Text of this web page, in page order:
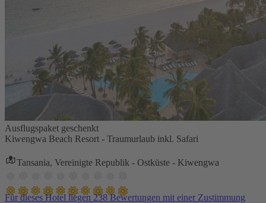
Ausflugspaket geschenkt
Kiwengwa Beach Resort - Traumurlaub inkl. Safari
Tansania, Vereinigte Republik - Ostküste - Kiwengwa
Für dieses Hotel liegen 238 Bewertungen mit einer Zustimmung